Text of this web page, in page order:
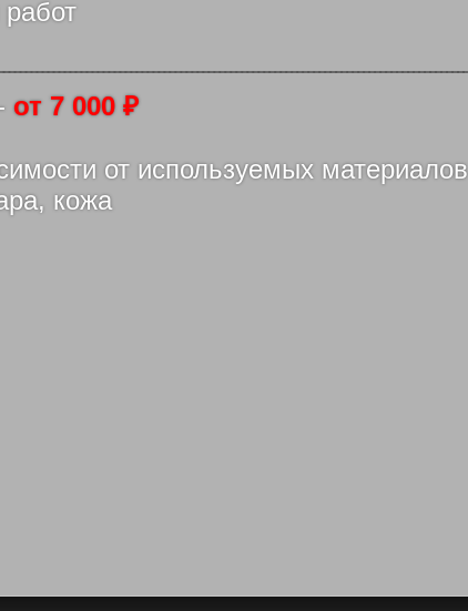
от 7 000 ₽
от используемых материалов
кожа